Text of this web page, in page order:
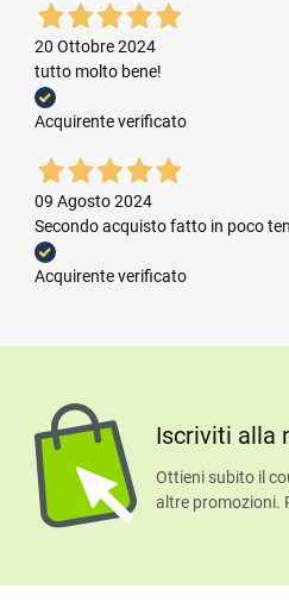
20 Ottobre 2024
tutto molto bene!
Acquirente verificato
09 Agosto 2024
Secondo acquisto fatto in poco
Acquirente verificato
Iscriviti alla
Ottieni subito il
altre promozioni.